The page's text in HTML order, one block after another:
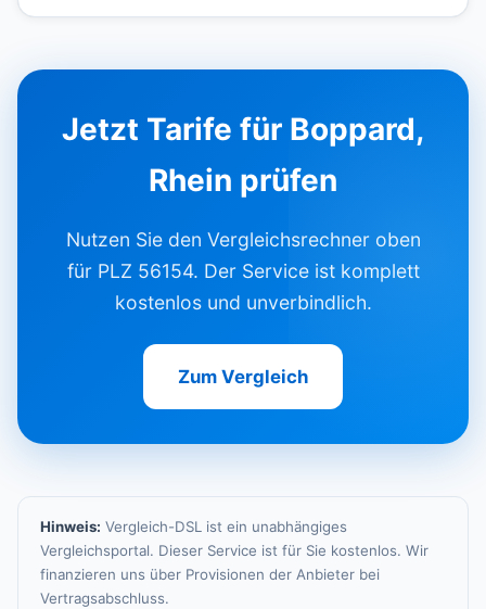
Jetzt Tarife für Boppard,
Rhein prüfen
Nutzen Sie den Vergleichsrechner oben
für PLZ 56154. Der Service ist komplett
kostenlos und unverbindlich.
Zum Vergleich
Hinweis: Vergleich-DSL ist ein unabhängiges
Vergleichsportal. Dieser Service ist für Sie kostenlos. Wir
finanzieren uns über Provisionen der Anbieter bei
Vertragsabschluss.